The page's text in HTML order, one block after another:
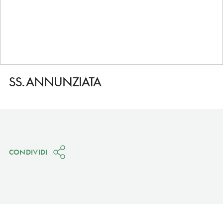
SS. ANNUNZIATA
CONDIVIDI